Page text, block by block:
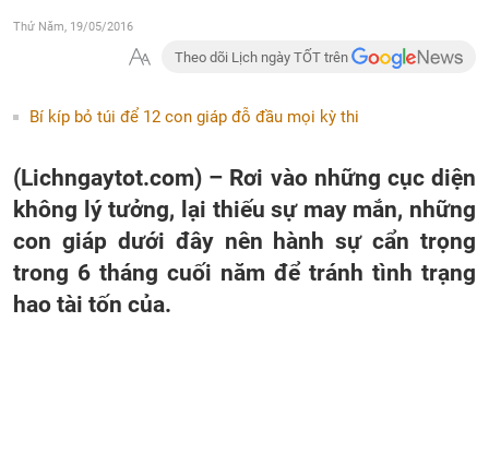
Thứ Năm, 19/05/2016
Theo dõi Lịch ngày TỐT trên
Bí kíp bỏ túi để 12 con giáp đỗ đầu mọi kỳ thi
(Lichngaytot.com) – Rơi vào những cục diện
không lý tưởng, lại thiếu sự may mắn, những
con giáp dưới đây nên hành sự cẩn trọng
trong 6 tháng cuối năm để tránh tình trạng
hao tài tốn của.